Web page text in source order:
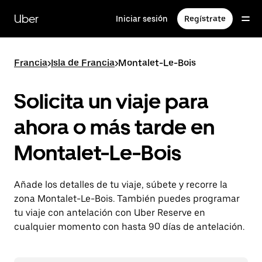
contenido
principal
Uber Iniciar sesión Regístrate
Francia>Isla de Francia>Montalet-Le-Bois
Solicita un viaje para
ahora o más tarde en
Montalet-Le-Bois
Añade los detalles de tu viaje, súbete y recorre la
zona Montalet-Le-Bois. También puedes programar
tu viaje con antelación con Uber Reserve en
cualquier momento con hasta 90 días de antelación.